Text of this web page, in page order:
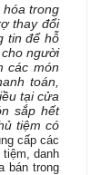
hóa trong
thay đổi
tin để hỗ
người
các món
toán,
tại cửa
sắp hết
tiệm có
cấp các
danh
bán trong